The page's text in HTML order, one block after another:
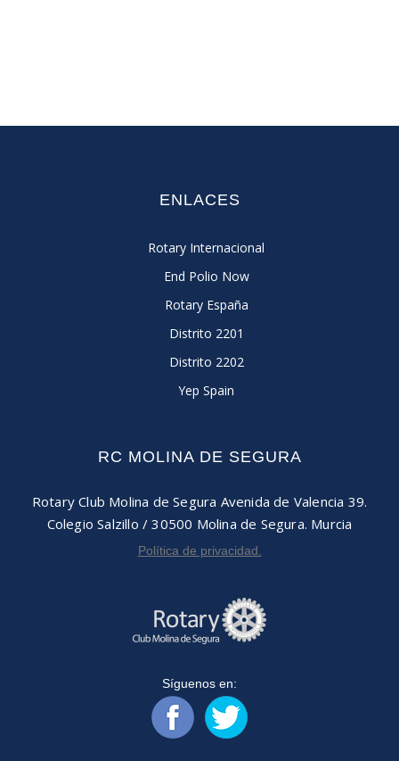
ENLACES
Rotary Internacional
End Polio Now
Rotary España
Distrito 2201
Distrito 2202
Yep Spain
RC MOLINA DE SEGURA
Rotary Club Molina de Segura Avenida de Valencia 39.
Colegio Salzillo / 30500 Molina de Segura. Murcia
Política de privacidad.
Síguenos en: